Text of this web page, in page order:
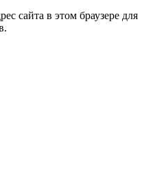
сайта в этом браузере для